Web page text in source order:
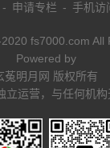
- 申请专栏 - 手机访
fs7000.com All
Powered by
菟明月网 版权所有
立运营，与任何机构